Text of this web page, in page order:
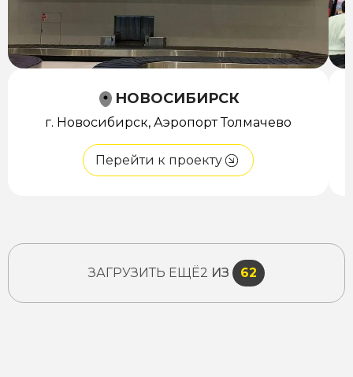
НОВОСИБИРСК
г. Новосибирск, Аэропорт Толмачево
Перейти к проекту
ЗАГРУЗИТЬ ЕЩЁ2 ИЗ 62